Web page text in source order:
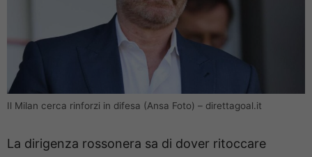
Il Milan cerca rinforzi in difesa (Ansa Foto) – direttagoal.it
La dirigenza rossonera sa di dover ritoccare